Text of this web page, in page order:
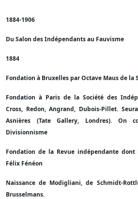
1884-1906
Du Salon des Indépendants au Fauvisme
1884
Fondation à Bruxelles par Octave Maus de la
Fondation à Paris de la Société des
Cross, Redon, Angrand, Dubois-Pillet.
Asnières (Tate Gallery, Londres). On
Divisionnisme
Fondation de la Revue indépendante
Félix Fénéon
Naissance de Modigliani, de Schmidt-
Brusselmans.